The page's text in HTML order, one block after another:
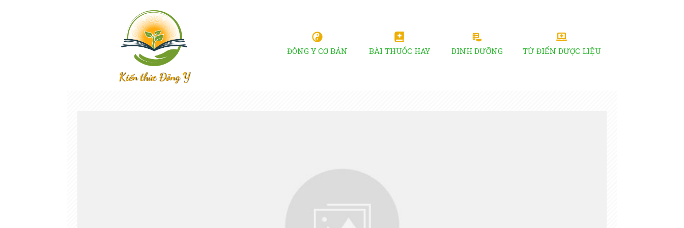
Kiến thức Đông Y
ĐÔNG Y CƠ BẢN BÀI THUỐC HAY DINH DƯỠNG TỪ ĐIỂN DƯỢC LIỆU